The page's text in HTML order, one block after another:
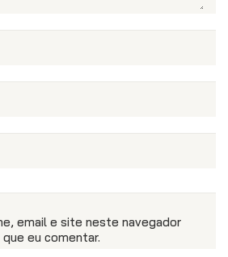
email e site neste navegador
eu comentar.